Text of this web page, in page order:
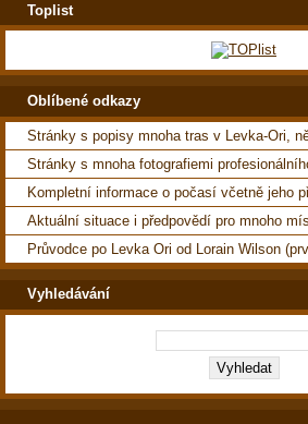
Toplist
Oblíbené odkazy
Stránky s popisy mnoha tras v Levka-Ori,
Stránky s mnoha fotografiemi
Kompletní informace o počasí včetně jeho
Aktuální situace i předpovědí pro mnoho
Průvodce po Levka Ori od Lorain Wilson
Vyhledávání